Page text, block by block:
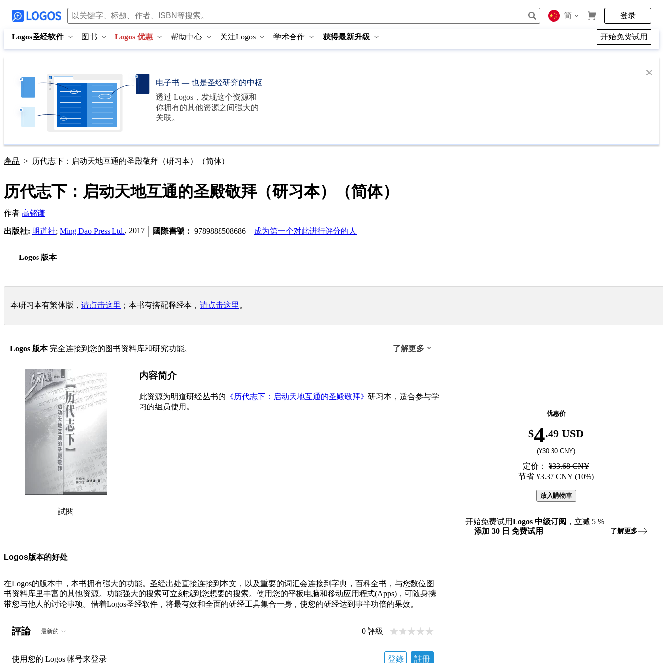
简 登录
Logos圣经软件 图书 Logos 优惠 帮助中心 关注Logos 学术合作 获得最新升级 开始免费试用
电子书 — 也是圣经研究的中枢
透过 Logos ，发现这个资源和
你拥有的其他资源之间强大的
关联。
產品 > 历代志下：启动天地互通的圣殿敬拜（研习本）（简体）
历代志下：启动天地互通的圣殿敬拜（研习本）（简体）
作者 高铭谦
出版社: 明道社; Ming Dao Press Ltd., 2017 國際書號： 9789888508686 成为第一个对此进行评分的人
Logos 版本
本研习本有繁体版， 请点击这里 ；本书有搭配释经本， 请点击这里 。
Logos 版本完全连接到您的图书资料库和研究功能。 了解更多
試閱
内容简介
此资源为明道研经丛书的 《历代志下：启动天地互通的圣殿敬拜》 研习本，适合参与学
习的组员使用。
Logos版本的好处
在Logos的版本中，本书拥有强大的功能。圣经出处直接连接到本文，以及重要的词汇会连接到字典，百科全书，与您数位图
书资料库里丰富的其他资源。功能强大的搜索可立刻找到您想要的搜索。使用您的平板电脑和移动应用程式(Apps)，可随身携
带您与他人的讨论事项。借着Logos圣经软件，将最有效和全面的研经工具集合一身，使您的研经达到事半功倍的果效。
評論 最新的 0評級
使用您的 Logos 帐号来登录 登錄 註冊
优惠价
$4.49 USD
(¥30.30 CNY)
定价：¥33.68 CNY
节省 ¥3.37 CNY (10%)
放入購物車
开始免费试用Logos 中级订阅 ，立减 5%
添加 30 日 免费试用 了解更多